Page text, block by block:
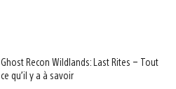
Ghost Recon Wildlands: Last Rites – Tout
ce qu’il y a à savoir